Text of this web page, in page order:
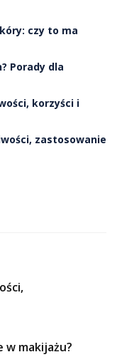
czy to ma
Porady dla
korzyści i
zastosowanie
w makijażu?